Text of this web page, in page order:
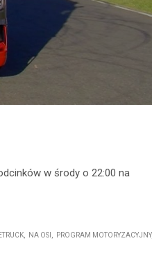
w środy o 22:00 na
NA OSI
PROGRAM MOTORYZACYJNY